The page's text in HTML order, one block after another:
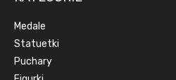
Medale
Statuetki
Puchary